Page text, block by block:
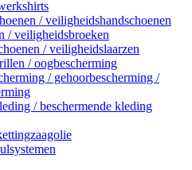
/ veiligheidshandschoenen
/ veiligheidsbroeken
/ veiligheidslaarzen
/ oogbescherming
/ gehoorbescherming /
/ beschermende kleding